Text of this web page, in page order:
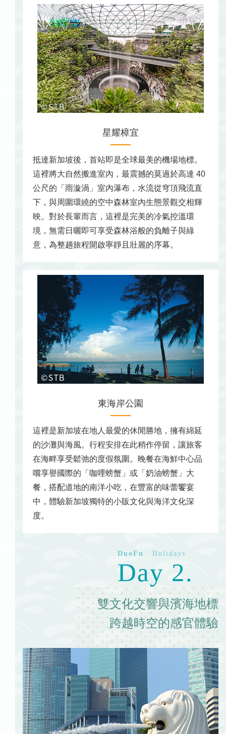
星耀樟宜
抵達新加坡後，首站即是全球最美的機場地標。
這裡將大自然搬進室內，最震撼的莫過於高達 40
公尺的「雨漩渦」室內瀑布，水流從穹頂飛流直
下，與周圍環繞的空中森林室內生態景觀交相輝
映。對於長輩而言，這裡是完美的冷氣控溫環
境，無需日曬即可享受森林浴般的負離子與綠
意，為整趟旅程開啟寧靜且壯麗的序幕。
東海岸公園
這裡是新加坡在地人最愛的休閒勝地，擁有綿延
的沙灘與海風。行程安排在此稍作停留，讓旅客
在海畔享受鬆弛的度假氛圍。晚餐在海鮮中心品
嚐享譽國際的「咖哩螃蟹」或「奶油螃蟹」大
餐，搭配道地的南洋小吃，在豐富的味蕾饗宴
中，體驗新加坡獨特的小販文化與海洋文化深
度。
Day 2.
雙文化交響與濱海地標
跨越時空的感官體驗